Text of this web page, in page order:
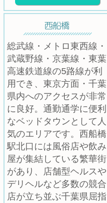
総武線・メトロ東西線・
武蔵野線・京葉線・東葉
高速鉄道線の5路線が利
用でき、東京方面・千葉
県内へのアクセスが非常
に良好。通勤通学に便利
なベッドタウンとして人
気のエリアです。西船橋
駅北口には風俗店や飲み
屋が集結している繁華街
があり、店舗型ヘルスや
デリヘルなど多数の競合
店が立ち並ぶ千葉県屈指